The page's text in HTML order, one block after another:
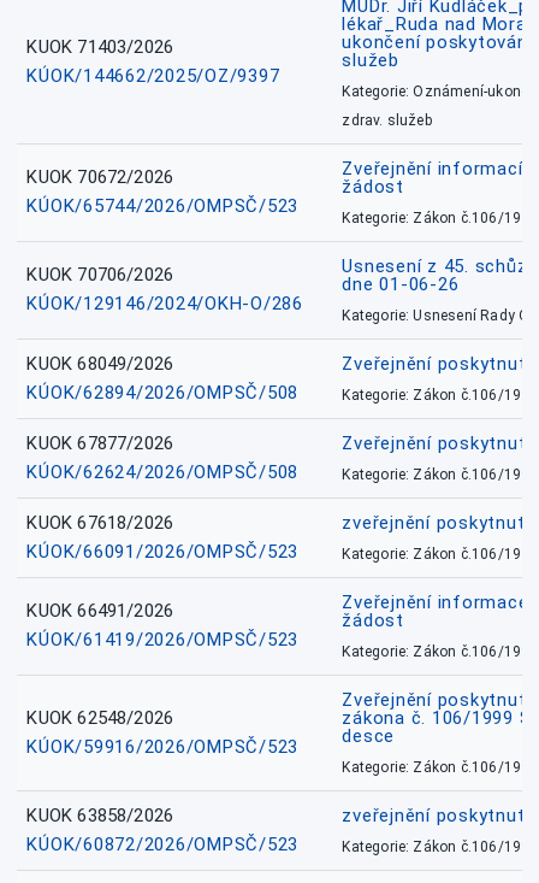
KUOK 71403/2026
KÚOK/144662/2025/OZ/9397
MUDr. Jiří
lékař_Ruda nad
ukončení
služeb
Kategorie: Oznámení-
zdrav. služeb
KUOK 70672/2026
KÚOK/65744/2026/OMPSČ/523
Zveřejnění informací
žádost
Kategorie: Zákon č.106/1999
KUOK 70706/2026
KÚOK/129146/2024/OKH-O/286
Usnesení z 45.
dne 01-06-26
Kategorie: Usnesení Rady
KUOK 68049/2026
KÚOK/62894/2026/OMPSČ/508
Zveřejnění
Kategorie: Zákon č.106/1999
KUOK 67877/2026
KÚOK/62624/2026/OMPSČ/508
Zveřejnění
Kategorie: Zákon č.106/1999
KUOK 67618/2026
KÚOK/66091/2026/OMPSČ/523
zveřejnění
Kategorie: Zákon č.106/1999
KUOK 66491/2026
KÚOK/61419/2026/OMPSČ/523
Zveřejnění informace
žádost
Kategorie: Zákon č.106/1999
KUOK 62548/2026
KÚOK/59916/2026/OMPSČ/523
Zveřejnění
zákona č. 106/1999
desce
Kategorie: Zákon č.106/1999
KUOK 63858/2026
KÚOK/60872/2026/OMPSČ/523
zveřejnění
Kategorie: Zákon č.106/1999